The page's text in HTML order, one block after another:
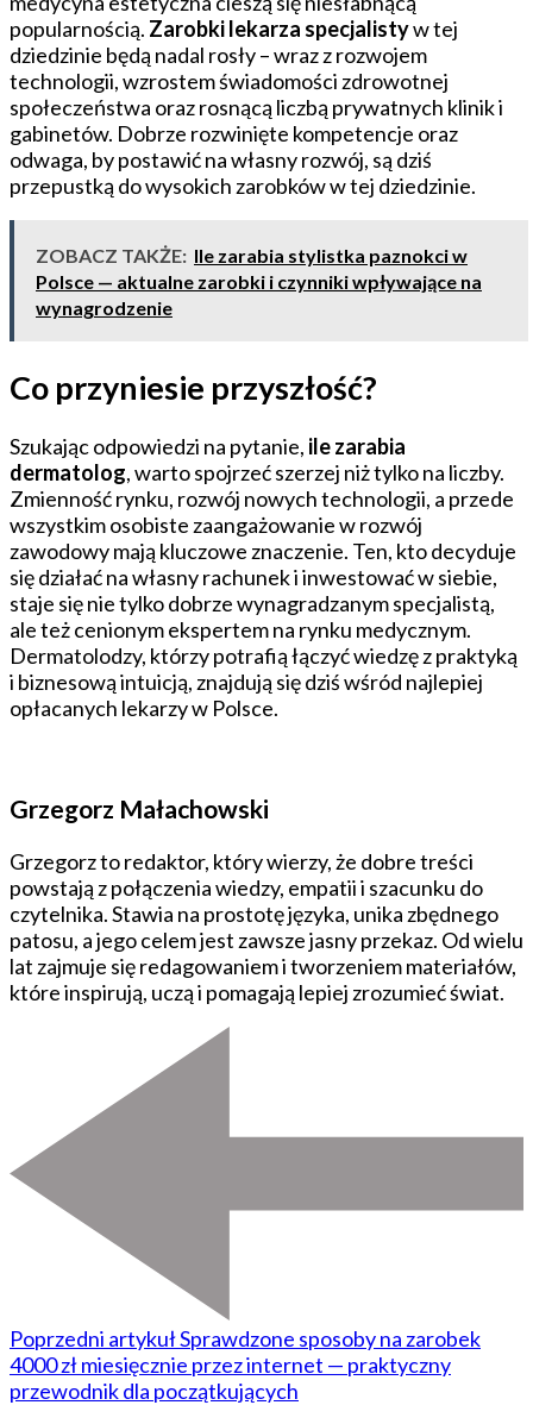
popularnością. Zarobki lekarza specjalistyw tej
dziedzinie będą nadal rosły – wraz z rozwojem
technologii, wzrostem świadomości zdrowotnej
społeczeństwa oraz rosnącą liczbą prywatnych klinik i
gabinetów. Dobrze rozwinięte kompetencje oraz
odwaga, by postawić na własny rozwój, są dziś
przepustką do wysokich zarobków w tej dziedzinie.
ZOBACZ TAKŻE: Ile zarabia stylistka paznokci w
Polsce — aktualne zarobki i czynniki wpływające na
wynagrodzenie
Co przyniesie przyszłość?
Szukając odpowiedzi na pytanie, ile zarabia
dermatolog, warto spojrzeć szerzej niż tylko na liczby.
Zmienność rynku, rozwój nowych technologii, a przede
wszystkim osobiste zaangażowanie w rozwój
zawodowy mają kluczowe znaczenie. Ten, kto decyduje
się działać na własny rachunek i inwestować w siebie,
staje się nie tylko dobrze wynagradzanym specjalistą,
ale też cenionym ekspertem na rynku medycznym.
Dermatolodzy, którzy potrafią łączyć wiedzę z praktyką
i biznesową intuicją, znajdują się dziś wśród najlepiej
opłacanych lekarzy w Polsce.
Grzegorz Małachowski
Grzegorz to redaktor, który wierzy, że dobre treści
powstają z połączenia wiedzy, empatii i szacunku do
czytelnika. Stawia na prostotę języka, unika zbędnego
patosu, a jego celem jest zawsze jasny przekaz. Od wielu
lat zajmuje się redagowaniem i tworzeniem materiałów,
które inspirują, uczą i pomagają lepiej zrozumieć świat.
Poprzedni artykułSprawdzone sposoby na zarobek
4000 zł miesięcznie przez internet — praktyczny
przewodnik dla początkujących